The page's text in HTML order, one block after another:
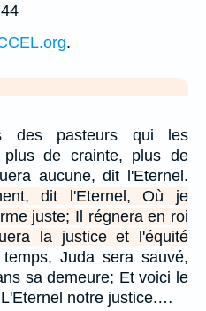
.
des pasteurs qui les
plus de crainte, plus de
aucune, dit l'Eternel.
dit l'Eternel, Où je
juste; Il régnera en roi
la justice et l'équité
Juda sera sauvé,
sa demeure; Et voici le
notre justice.…